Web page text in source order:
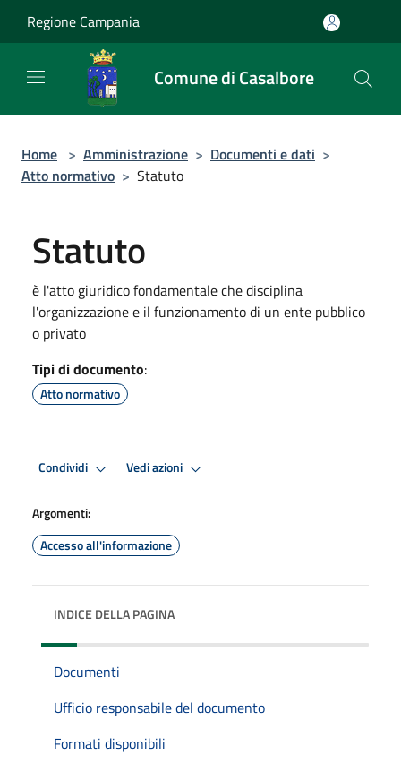
Regione Campania
Comune di Casalbore
Home > Amministrazione > Documenti e dati >
Atto normativo > Statuto
Statuto
è l'atto giuridico fondamentale che disciplina
l'organizzazione e il funzionamento di un ente pubblico
o privato
Tipi di documento:
Atto normativo
Condividi Vedi azioni
Argomenti:
Accesso all'informazione
INDICE DELLA PAGINA
Documenti
Ufficio responsabile del documento
Formati disponibili